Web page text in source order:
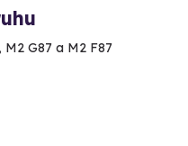
G87 a M2 F87